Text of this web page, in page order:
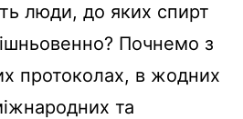
люди, до яких спирт
Почнемо з
протоколах, в жодних
та